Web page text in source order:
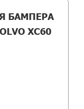
БАМПЕРА
XC60